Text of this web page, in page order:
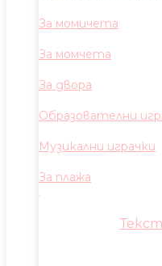
За момичета
За момчета
За двора
Образователни
Музикални играчки
За плажа